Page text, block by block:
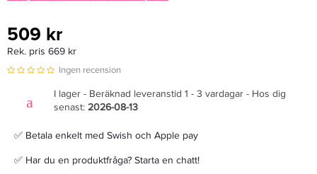
509 kr
Rek. pris 669 kr
Ingen recension
I lager - Beräknad leveranstid 1 - 3 vardagar - Hos dig
senast: 2026-08-13
✅ Betala enkelt med Swish och Apple pay
✅ Har du en produktfråga? Starta en chatt!